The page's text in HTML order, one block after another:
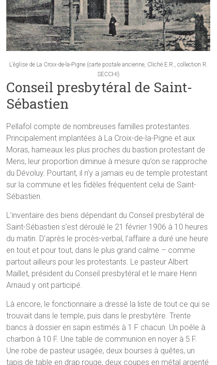
L’église de La Croix-de-la-Pigne (carte postale ancienne, Cliché E.R., collection R.
SECCHI)
Conseil presbytéral de Saint-
Sébastien
Pellafol compte de nombreuses familles protestantes.
Principalement implantées à La Croix-de-la-Pigne et aux
Moras, hameaux les plus proches du bastion protestant de
Mens, leur proportion diminue à mesure qu’on se rapproche
du Dévoluy. Pourtant, il n’y a jamais eu de temple protestant
sur la commune et les fidèles fréquentent celui de Saint-
Sébastien.
L’inventaire des biens dépendant du Conseil presbytéral de
Saint-Sébastien s’est déroulé le 21 février 1906 à 10 heures
du matin. D’après le procès-verbal, l’affaire a duré une heure
en tout et pour tout, dans le plus grand calme – comme
partout ailleurs pour les protestants. Le pasteur Albert
Maillet, président du Conseil presbytéral et le maire Henri
Arnaud y ont participé.
Là encore, le fonctionnaire a dressé la liste de tout ce qui se
trouvait dans le temple, puis dans le presbytère. Trente
bancs à dossier en sapin estimés à 1 F chacun. Un poêle à
charbon à 10 F. Une table de communion en noyer à 5 F.
Une robe de pasteur usagée, deux bourses à quêtes, un
tapis de table en drap rouge, deux coupes en métal argenté